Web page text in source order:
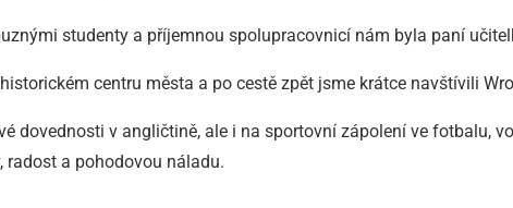
studenty a příjemnou spolupracovnicí nám byla paní
centru města a po cestě zpět jsme krátce navštívili
dovednosti v angličtině, ale i na sportovní zápolení ve fotbalu,
radost a pohodovou náladu.